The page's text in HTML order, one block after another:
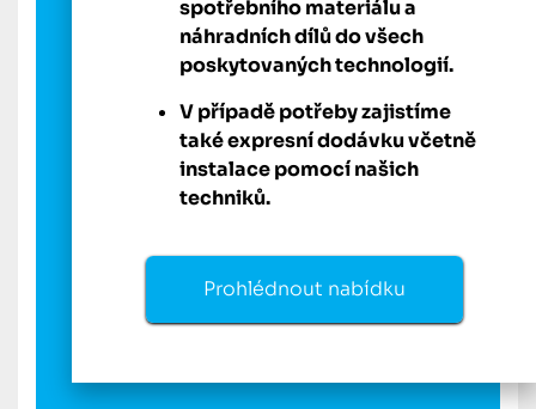
spotřebního materiálu a
náhradních dílů do všech
poskytovaných technologií.
V případě potřeby zajistíme
také expresní dodávku včetně
instalace pomocí našich
techniků.
Prohlédnout nabídku